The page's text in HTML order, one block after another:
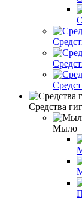
Средства
Мыло